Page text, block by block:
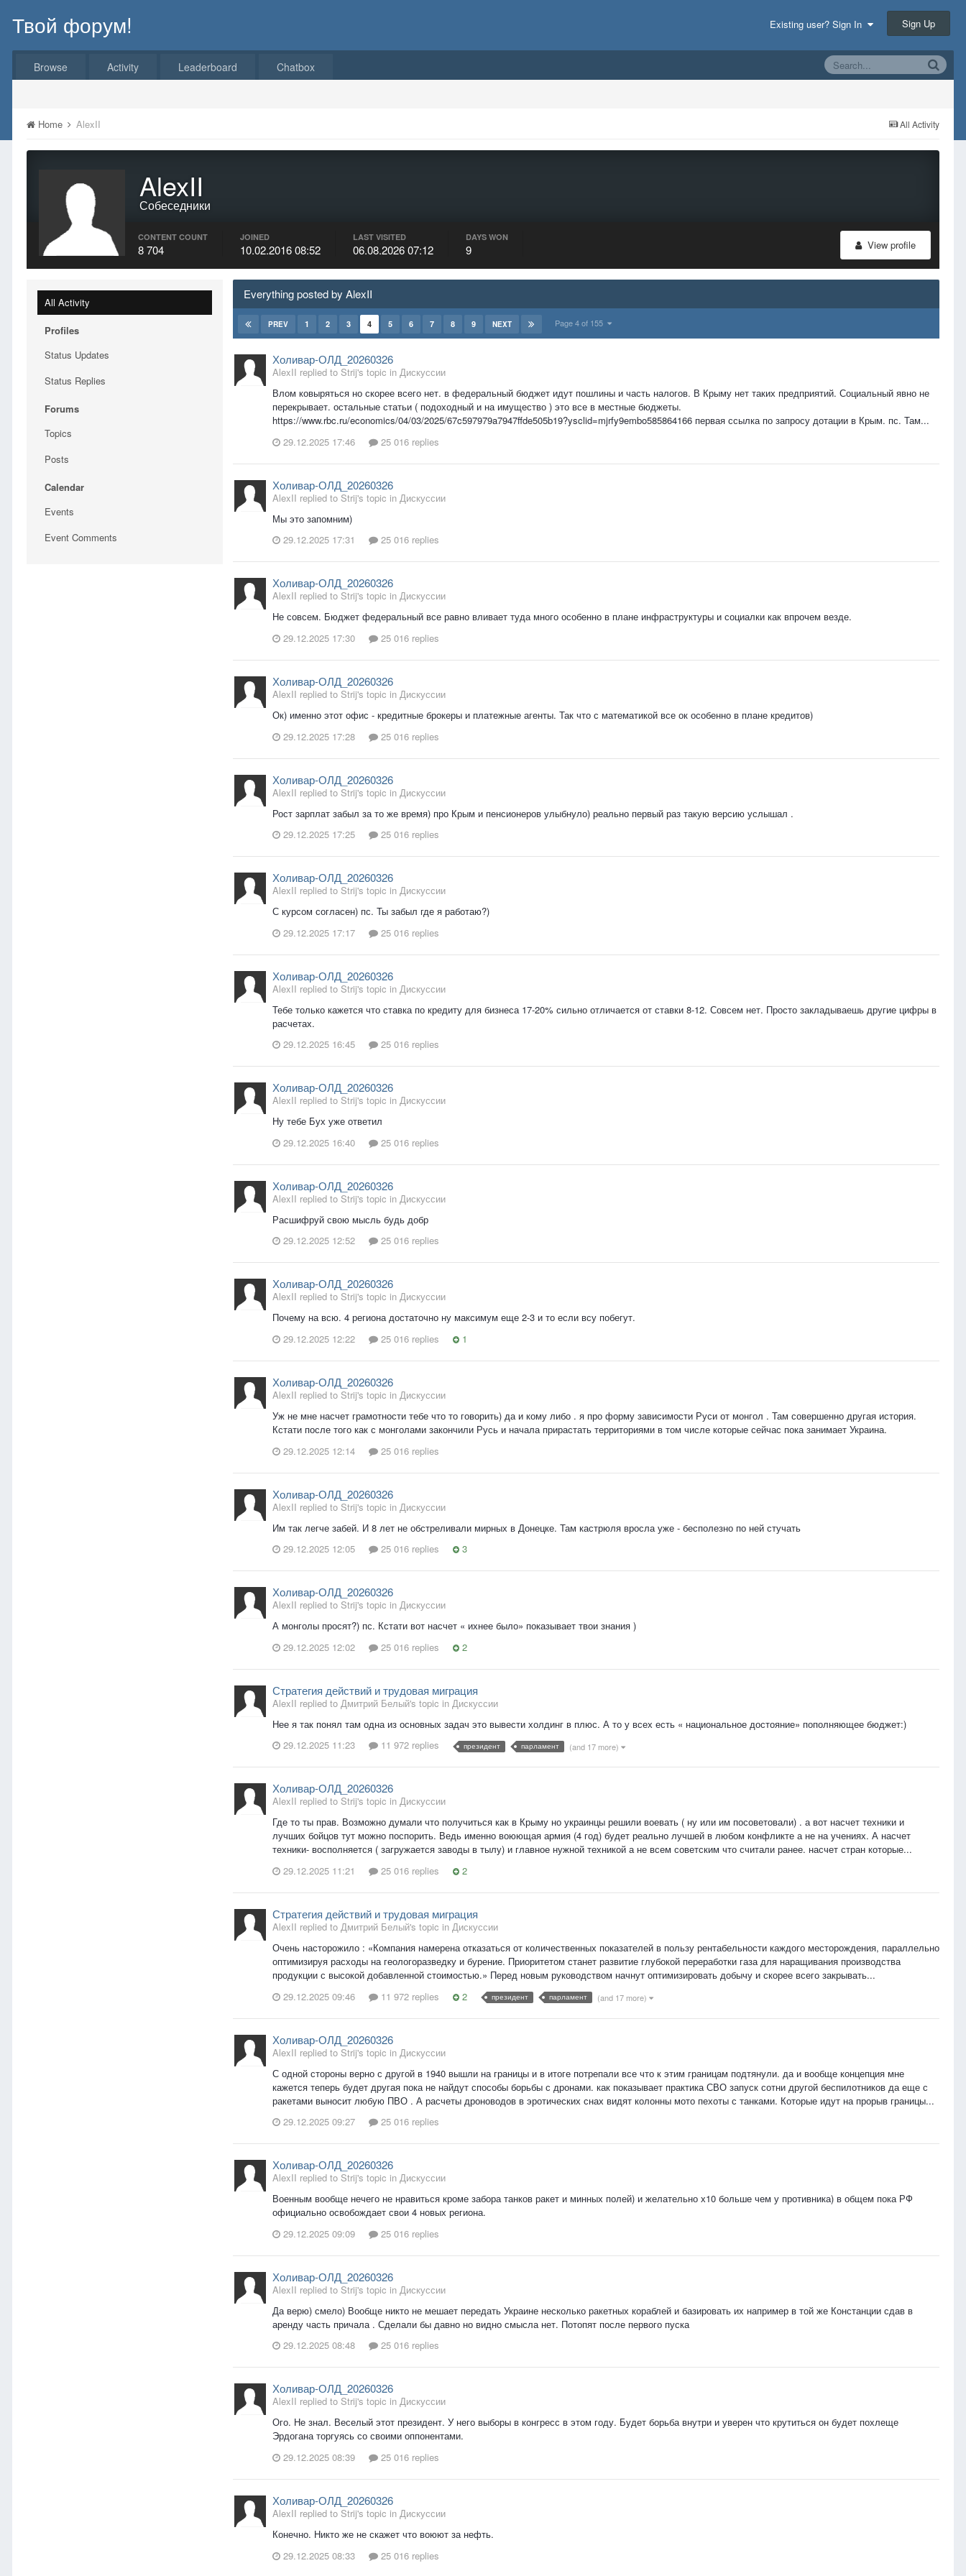
Твой форум! Existing user? Sign In Sign Up
Browse Activity Leaderboard Chatbox
All Activity
Home AlexII
AlexII
Собеседники
View profile
CONTENT COUNT
8 704
JOINED
10.02.2016 08:52
LAST VISITED
06.08.2026 07:12
DAYS WON
9
All Activity
Profiles
Status Updates
Status Replies
Forums
Topics
Posts
Calendar
Events
Event Comments
Everything posted by AlexII
PREV 1 2 3 4 5 6 7 8 9 NEXT Page 4 of 155
Холивар-ОЛД_20260326
AlexII replied to Strij's topic in Дискуссии
Влом ковыряться но скорее всего нет. в федеральный бюджет идут пошлины и часть налогов. В Крыму нет таких предприятий. Социальный явно не
перекрывает. остальные статьи ( подоходный и на имущество ) это все в местные бюджеты.
https://www.rbc.ru/economics/04/03/2025/67c597979a7947ffde505b19?ysclid=mjrfy9embo585864166 первая ссылка по запросу дотации в Крым. пс. Там...
29.12.2025 17:46
25 016 replies
Холивар-ОЛД_20260326
AlexII replied to Strij's topic in Дискуссии
Мы это запомним)
29.12.2025 17:31
25 016 replies
Холивар-ОЛД_20260326
AlexII replied to Strij's topic in Дискуссии
Не совсем. Бюджет федеральный все равно вливает туда много особенно в плане инфраструктуры и социалки как впрочем везде.
29.12.2025 17:30
25 016 replies
Холивар-ОЛД_20260326
AlexII replied to Strij's topic in Дискуссии
Ок) именно этот офис - кредитные брокеры и платежные агенты. Так что с математикой все ок особенно в плане кредитов)
29.12.2025 17:28
25 016 replies
Холивар-ОЛД_20260326
AlexII replied to Strij's topic in Дискуссии
Рост зарплат забыл за то же время) про Крым и пенсионеров улыбнуло) реально первый раз такую версию услышал .
29.12.2025 17:25
25 016 replies
Холивар-ОЛД_20260326
AlexII replied to Strij's topic in Дискуссии
С курсом согласен) пс. Ты забыл где я работаю?)
29.12.2025 17:17
25 016 replies
Холивар-ОЛД_20260326
AlexII replied to Strij's topic in Дискуссии
Тебе только кажется что ставка по кредиту для бизнеса 17-20% сильно отличается от ставки 8-12. Совсем нет. Просто закладываешь другие цифры в
расчетах.
29.12.2025 16:45
25 016 replies
Холивар-ОЛД_20260326
AlexII replied to Strij's topic in Дискуссии
Ну тебе Бух уже ответил
29.12.2025 16:40
25 016 replies
Холивар-ОЛД_20260326
AlexII replied to Strij's topic in Дискуссии
Расшифруй свою мысль будь добр
29.12.2025 12:52
25 016 replies
Холивар-ОЛД_20260326
AlexII replied to Strij's topic in Дискуссии
Почему на всю. 4 региона достаточно ну максимум еще 2-3 и то если всу побегут.
29.12.2025 12:22
25 016 replies 1
Холивар-ОЛД_20260326
AlexII replied to Strij's topic in Дискуссии
Уж не мне насчет грамотности тебе что то говорить) да и кому либо . я про форму зависимости Руси от монгол . Там совершенно другая история.
Кстати после того как с монголами закончили Русь и начала прирастать территориями в том числе которые сейчас пока занимает Украина.
29.12.2025 12:14
25 016 replies
Холивар-ОЛД_20260326
AlexII replied to Strij's topic in Дискуссии
Им так легче забей. И 8 лет не обстреливали мирных в Донецке. Там кастрюля вросла уже - бесполезно по ней стучать
29.12.2025 12:05
25 016 replies 3
Холивар-ОЛД_20260326
AlexII replied to Strij's topic in Дискуссии
А монголы просят?) пс. Кстати вот насчет « ихнее было» показывает твои знания )
29.12.2025 12:02
25 016 replies 2
Стратегия действий и трудовая миграция
AlexII replied to Дмитрий Белый's topic in Дискуссии
Нее я так понял там одна из основных задач это вывести холдинг в плюс. А то у всех есть « национальное достояние» пополняющее бюджет:)
29.12.2025 11:23
11 972 replies президент парламент (and 17 more)
Холивар-ОЛД_20260326
AlexII replied to Strij's topic in Дискуссии
Где то ты прав. Возможно думали что получиться как в Крыму но украинцы решили воевать ( ну или им посоветовали) . а вот насчет техники и
лучших бойцов тут можно поспорить. Ведь именно воюющая армия (4 год) будет реально лучшей в любом конфликте а не на учениях. А насчет
техники- восполняется ( загружается заводы в тылу) и главное нужной техникой а не всем советским что считали ранее. насчет стран которые...
29.12.2025 11:21
25 016 replies 2
Стратегия действий и трудовая миграция
AlexII replied to Дмитрий Белый's topic in Дискуссии
Очень насторожило : «Компания намерена отказаться от количественных показателей в пользу рентабельности каждого месторождения, параллельно
оптимизируя расходы на геологоразведку и бурение. Приоритетом станет развитие глубокой переработки газа для наращивания производства
продукции с высокой добавленной стоимостью.» Перед новым руководством начнут оптимизировать добычу и скорее всего закрывать...
29.12.2025 09:46
11 972 replies 2 президент парламент (and 17 more)
Холивар-ОЛД_20260326
AlexII replied to Strij's topic in Дискуссии
С одной стороны верно с другой в 1940 вышли на границы и в итоге потрепали все что к этим границам подтянули. да и вообще концепция мне
кажется теперь будет другая пока не найдут способы борьбы с дронами. как показывает практика СВО запуск сотни другой беспилотников да еще с
ракетами выносит любую ПВО . А расчеты дроноводов в эротических снах видят колонны мото пехоты с танками. Которые идут на прорыв границы...
29.12.2025 09:27
25 016 replies
Холивар-ОЛД_20260326
AlexII replied to Strij's topic in Дискуссии
Военным вообще нечего не нравиться кроме забора танков ракет и минных полей) и желательно х10 больше чем у противника) в общем пока РФ
официально освобождает свои 4 новых региона.
29.12.2025 09:09
25 016 replies
Холивар-ОЛД_20260326
AlexII replied to Strij's topic in Дискуссии
Да верю) смело) Вообще никто не мешает передать Украине несколько ракетных кораблей и базировать их например в той же Констанции сдав в
аренду часть причала . Сделали бы давно но видно смысла нет. Потопят после первого пуска
29.12.2025 08:48
25 016 replies
Холивар-ОЛД_20260326
AlexII replied to Strij's topic in Дискуссии
Ого. Не знал. Веселый этот президент. У него выборы в конгресс в этом году. Будет борьба внутри и уверен что крутиться он будет похлеще
Эрдогана торгуясь со своими оппонентами.
29.12.2025 08:39
25 016 replies
Холивар-ОЛД_20260326
AlexII replied to Strij's topic in Дискуссии
Конечно. Никто же не скажет что воюют за нефть.
29.12.2025 08:33
25 016 replies